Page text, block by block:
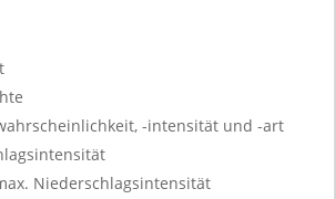
-intensität und -art
Niederschlagsintensität